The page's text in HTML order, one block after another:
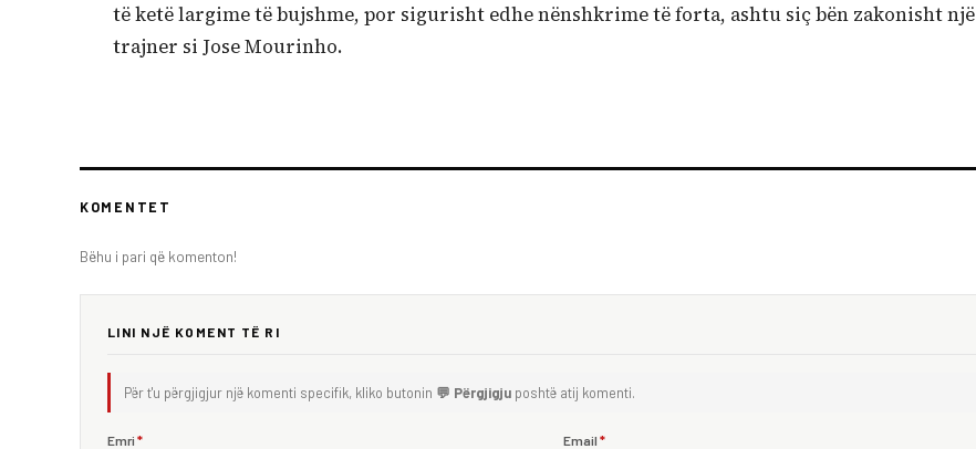
të ketë largime të bujshme, por sigurisht edhe nënshkrime të forta, ashtu siç bën zakonisht një
trajner si Jose Mourinho.
KOMENTET
Bëhu i pari që komenton!
LINI NJË KOMENT TË RI
Për t'u përgjigjur një komenti specifik, kliko butonin 💬 Përgjigju poshtë atij komenti.
Emri * Email *